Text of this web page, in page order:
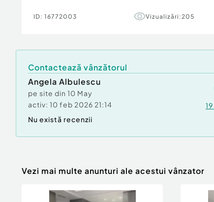
Posibilitate parcare: Nu
ID: 16772003 Vizualizări: 205
Contactează vânzătorul
Angela Albulescu
pe site din 10 May
activ: 10 feb 2026 21:14 19
Nu există recenzii
Vezi mai multe anunturi ale acestui vânzator